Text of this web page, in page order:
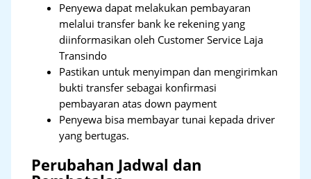
Penyewa dapat melakukan pembayaran
melalui transfer bank ke rekening yang
diinformasikan oleh Customer Service Laja
Transindo
Pastikan untuk menyimpan dan mengirimkan
bukti transfer sebagai konfirmasi
pembayaran atas down payment
Penyewa bisa membayar tunai kepada driver
yang bertugas.
Perubahan Jadwal dan